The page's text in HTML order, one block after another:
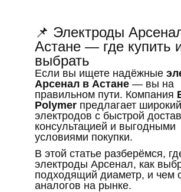
📌 Электроды
Астане — где купить
выбрать
Если вы ищете надёжные
Арсенал в Астане — вы на
правильном пути. Компания
Polymer предлагает
электродов с быстрой
консультацией и выгодными
условиями покупки.
В этой статье разберёмся,
электроды Арсенал, как
подходящий диаметр, и чем
аналогов на рынке.